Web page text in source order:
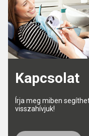
Kapcsolat
Írja meg miben
visszahívjuk!